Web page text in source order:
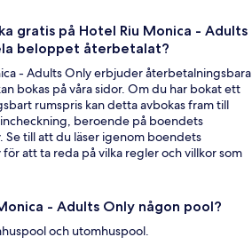
gratis på Hotel Riu Monica - Adults
beloppet återbetalat?
- Adults Only erbjuder återbetalningsbara
bokas på våra sidor. Om du har bokat ett
rumspris kan detta avbokas fram till
beroende på boendets
Se till att du läser igenom boendets
att ta reda på vilka regler och villkor som
- Adults Only någon pool?
och utomhuspool.